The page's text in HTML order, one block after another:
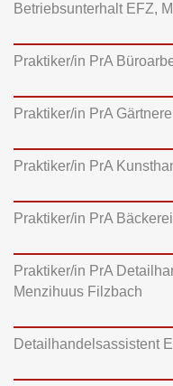
Betriebsunterhalt EFZ,
Praktiker/in PrA
Praktiker/in PrA
Praktiker/in PrA
Praktiker/in PrA
Praktiker/in PrA
Menzihuus Filzbach
Detailhandelsassistent